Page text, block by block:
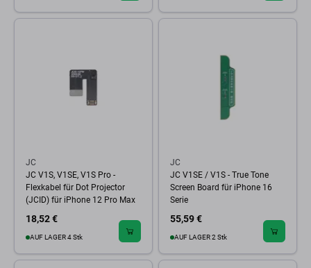
JC
JC V1S, V1SE, V1S Pro -
Flexkabel für Dot Projector
(JCID) für iPhone 12 Pro Max
18,52 €
AUF LAGER 4 Stk
JC
JC V1SE / V1S - True Tone
Screen Board für iPhone 16
Serie
55,59 €
AUF LAGER 2 Stk